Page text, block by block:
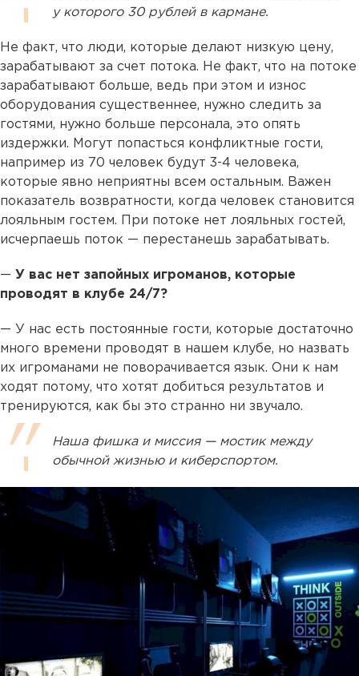
у которого 30 рублей в кармане.
Не факт, что люди, которые делают низкую цену,
зарабатывают за счет потока. Не факт, что на потоке
зарабатывают больше, ведь при этом и износ
оборудования существеннее, нужно следить за
гостями, нужно больше персонала, это опять
издержки. Могут попасться конфликтные гости,
например из 70 человек будут 3-4 человека,
которые явно неприятны всем остальным. Важен
показатель возвратности, когда человек становится
лояльным гостем. При потоке нет лояльных гостей,
исчерпаешь поток — перестанешь зарабатывать.
— У вас нет запойных игроманов, которые
проводят в клубе 24/7?
— У нас есть постоянные гости, которые достаточно
много времени проводят в нашем клубе, но назвать
их игроманами не поворачивается язык. Они к нам
ходят потому, что хотят добиться результатов и
тренируются, как бы это странно ни звучало.
Наша фишка и миссия — мостик между
обычной жизнью и киберспортом.